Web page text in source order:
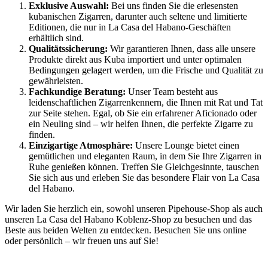
Exklusive Auswahl: Bei uns finden Sie die erlesensten
kubanischen Zigarren, darunter auch seltene und limitierte
Editionen, die nur in La Casa del Habano-Geschäften
erhältlich sind.
Qualitätssicherung: Wir garantieren Ihnen, dass alle unsere
Produkte direkt aus Kuba importiert und unter optimalen
Bedingungen gelagert werden, um die Frische und Qualität zu
gewährleisten.
Fachkundige Beratung: Unser Team besteht aus
leidenschaftlichen Zigarrenkennern, die Ihnen mit Rat und Tat
zur Seite stehen. Egal, ob Sie ein erfahrener Aficionado oder
ein Neuling sind – wir helfen Ihnen, die perfekte Zigarre zu
finden.
Einzigartige Atmosphäre: Unsere Lounge bietet einen
gemütlichen und eleganten Raum, in dem Sie Ihre Zigarren in
Ruhe genießen können. Treffen Sie Gleichgesinnte, tauschen
Sie sich aus und erleben Sie das besondere Flair von La Casa
del Habano.
Wir laden Sie herzlich ein, sowohl unseren Pipehouse-Shop als auch
unseren La Casa del Habano Koblenz-Shop zu besuchen und das
Beste aus beiden Welten zu entdecken. Besuchen Sie uns online
oder persönlich – wir freuen uns auf Sie!